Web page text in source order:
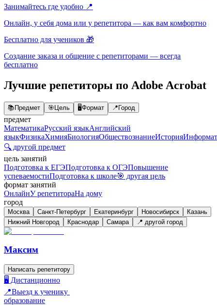
Занимайтесь где удобно 📍
Онлайн, у себя дома или у репетитора — как вам комфортно
Бесплатно для учеников 🎁
Создание заказа и общение с репетиторами — всегда
бесплатно
Лучшие репетиторы по Adobe Acrobat
📚Предмет 🎯Цель 🖥️Формат 📍Город
предмет
МатематикаРусский языкАнглийский
языкФизикаХимияБиологияОбществознаниеИстория
🔍 другой предмет
цель занятий
Подготовка к ЕГЭПодготовка к ОГЭПовышение
успеваемостиПодготовка к школе🎯 другая цель
формат занятий
ОнлайнУ репетитораНа дому
город
Москва Санкт-Петербург Екатеринбург Новосибирск
Казань
Нижний Новгород
Краснодар Самара 📍 другой город
Максим
Написать репетитору
🖥️ Дистанционно
📍Выезд к ученику
образование